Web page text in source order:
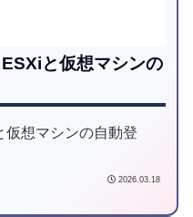
と仮想マシンの
想マシンの自動登
2026.03.18